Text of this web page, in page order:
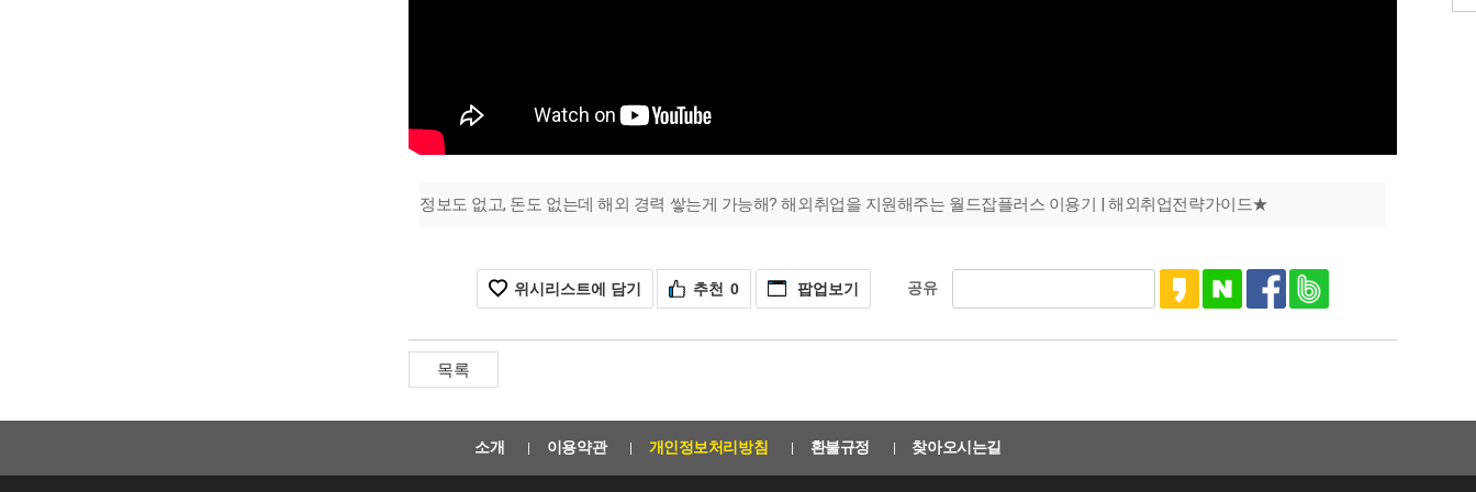
정보도 없고, 돈도 없는데 해외 경력 쌓는게 가능해? 해외취업을 지원해주는 월드잡플러스 이용기 | 해외취업전략가이드★
위시리스트에 담기 추천 0 팝업보기 공유
소개 이용약관 개인정보처리방침 환불규정 찾아오시는길